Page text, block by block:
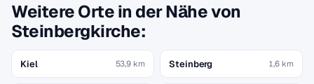
Weitere Orte in der Nähe von
Steinbergkirche:
Kiel 53,9 km Steinberg 1,6 km